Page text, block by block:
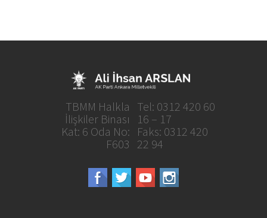
Tel: 0312 420 60
16 – 17
Faks: 0312 420
22 94
TBMM Halkla
İlişkiler Binası
Kat: 6 Oda No:
F603